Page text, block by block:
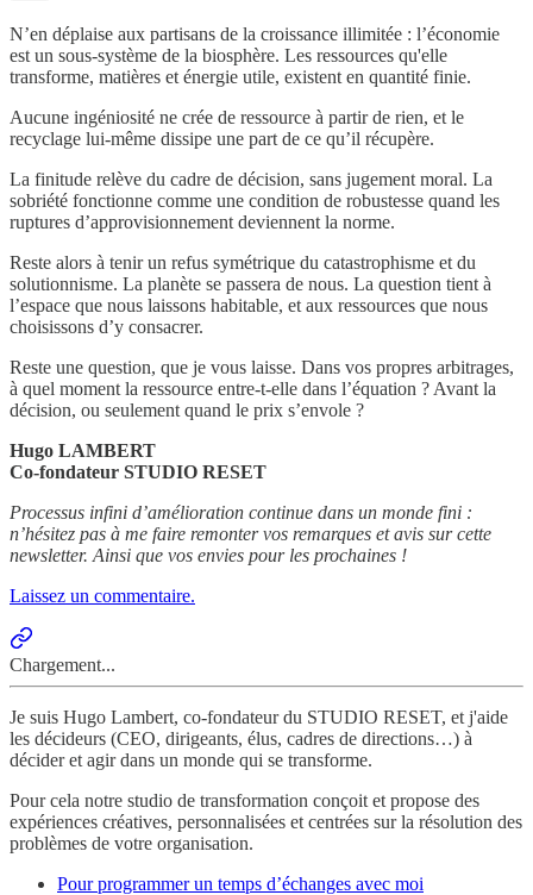
N’en déplaise aux partisans de la croissance illimitée : l’économie
est un sous-système de la biosphère. Les ressources qu'elle
transforme, matières et énergie utile, existent en quantité finie.
Aucune ingéniosité ne crée de ressource à partir de rien, et le
recyclage lui-même dissipe une part de ce qu’il récupère.
La finitude relève du cadre de décision, sans jugement moral. La
sobriété fonctionne comme une condition de robustesse quand les
ruptures d’approvisionnement deviennent la norme.
Reste alors à tenir un refus symétrique du catastrophisme et du
solutionnisme. La planète se passera de nous. La question tient à
l’espace que nous laissons habitable, et aux ressources que nous
choisissons d’y consacrer.
Reste une question, que je vous laisse. Dans vos propres arbitrages,
à quel moment la ressource entre-t-elle dans l’équation ? Avant la
décision, ou seulement quand le prix s’envole ?
Hugo LAMBERT
Co-fondateur STUDIO RESET
Processus infini d’amélioration continue dans un monde fini :
n’hésitez pas à me faire remonter vos remarques et avis sur cette
newsletter. Ainsi que vos envies pour les prochaines !
Laissez un commentaire.
Chargement...
Je suis Hugo Lambert, co-fondateur du STUDIO RESET, et j'aide
les décideurs (CEO, dirigeants, élus, cadres de directions…) à
décider et agir dans un monde qui se transforme.
Pour cela notre studio de transformation conçoit et propose des
expériences créatives, personnalisées et centrées sur la résolution des
problèmes de votre organisation.
Pour programmer un temps d’échanges avec moi